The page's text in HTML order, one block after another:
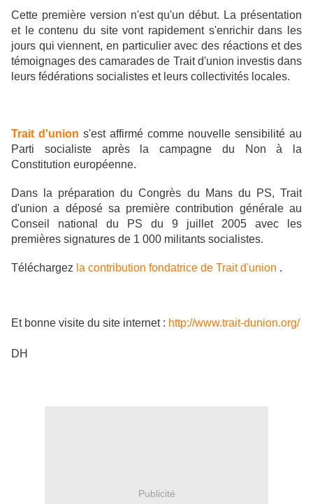
Cette première version n'est qu'un début. La présentation
et le contenu du site vont rapidement s'enrichir dans les
jours qui viennent, en particulier avec des réactions et des
témoignages des camarades de Trait d'union investis dans
leurs fédérations socialistes et leurs collectivités locales.
Trait d'union s'est affirmé comme nouvelle sensibilité au
Parti socialiste après la campagne du Non à la
Constitution européenne.
Dans la préparation du Congrès du Mans du PS, Trait
d'union a déposé sa première contribution générale au
Conseil national du PS du 9 juillet 2005 avec les
premières signatures de 1 000 militants socialistes.
Téléchargez la contribution fondatrice de Trait d'union .
Et bonne visite du site internet : http://www.trait-dunion.org/
DH
Publicité